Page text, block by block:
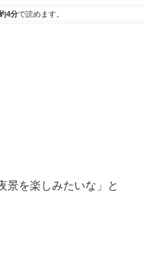
4分で読めます。
景を楽しみたいな」と